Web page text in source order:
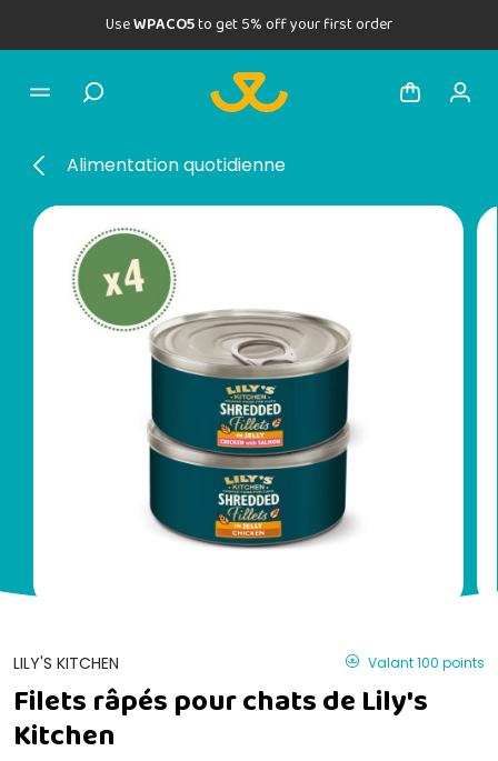
UseWPACO5to get 5% off your first order
Alimentation quotidienne
LILY'S KITCHEN Valant 100 points
Filets râpés pour chats de Lily's
Kitchen